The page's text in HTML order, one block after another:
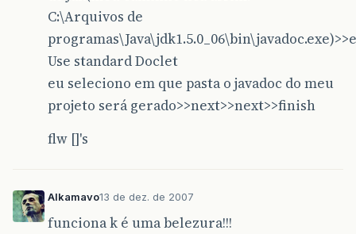
C:\Arquivos de
Use standard Doclet
eu seleciono em que pasta o javadoc do meu
projeto será gerado>>next>>next>>finish
flw []'s
Alkamavo13 de dez. de 2007
funciona k é uma belezura!!!